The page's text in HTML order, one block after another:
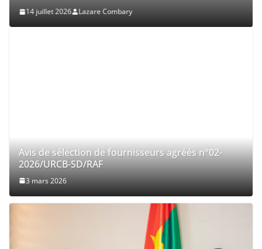
14 juillet 2026 Lazare Combary
Avis de sélection de fournisseurs agréés n°02-
2026/URCB-SD/RAF
3 mars 2026